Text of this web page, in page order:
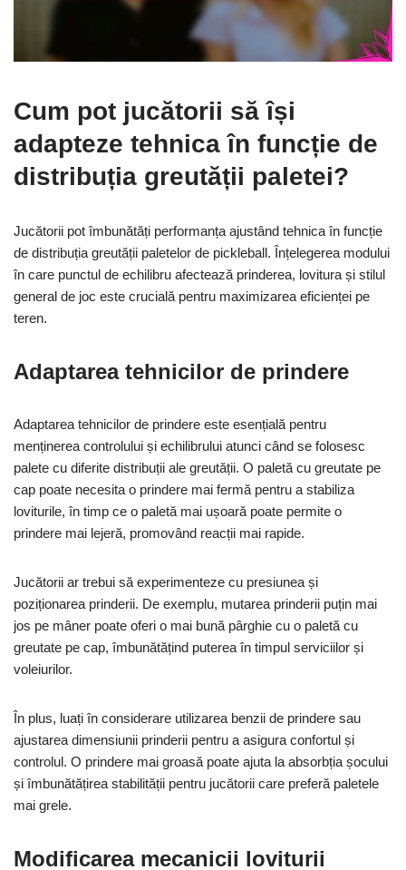
Cum pot jucătorii să își
adapteze tehnica în funcție de
distribuția greutății paletei?
Jucătorii pot îmbunătăți performanța ajustând tehnica în funcție
de distribuția greutății paletelor de pickleball. Înțelegerea modului
în care punctul de echilibru afectează prinderea, lovitura și stilul
general de joc este crucială pentru maximizarea eficienței pe
teren.
Adaptarea tehnicilor de prindere
Adaptarea tehnicilor de prindere este esențială pentru
menținerea controlului și echilibrului atunci când se folosesc
palete cu diferite distribuții ale greutății. O paletă cu greutate pe
cap poate necesita o prindere mai fermă pentru a stabiliza
loviturile, în timp ce o paletă mai ușoară poate permite o
prindere mai lejeră, promovând reacții mai rapide.
Jucătorii ar trebui să experimenteze cu presiunea și
poziționarea prinderii. De exemplu, mutarea prinderii puțin mai
jos pe mâner poate oferi o mai bună pârghie cu o paletă cu
greutate pe cap, îmbunătățind puterea în timpul serviciilor și
voleiurilor.
În plus, luați în considerare utilizarea benzii de prindere sau
ajustarea dimensiunii prinderii pentru a asigura confortul și
controlul. O prindere mai groasă poate ajuta la absorbția șocului
și îmbunătățirea stabilității pentru jucătorii care preferă paletele
mai grele.
Modificarea mecanicii loviturii